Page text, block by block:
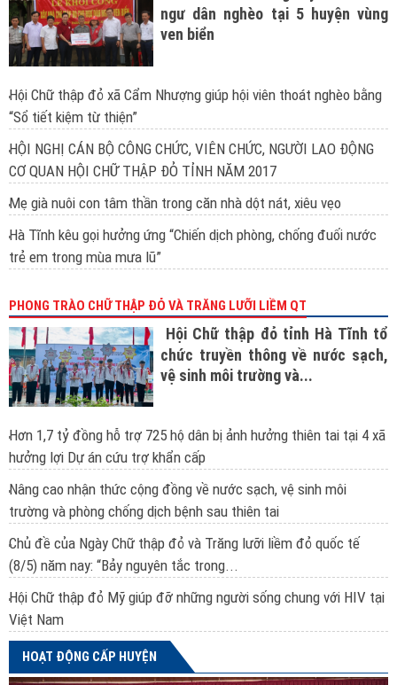
ngư dân nghèo tại 5 huyện vùng
ven biển
Hội Chữ thập đỏ xã Cẩm Nhượng giúp hội viên thoát nghèo bằng
“Sổ tiết kiệm từ thiện”
HỘI NGHỊ CÁN BỘ CÔNG CHỨC, VIÊN CHỨC, NGƯỜI LAO ĐỘNG
CƠ QUAN HỘI CHỮ THẬP ĐỎ TỈNH NĂM 2017
Mẹ già nuôi con tâm thần trong căn nhà dột nát, xiêu vẹo
Hà Tĩnh kêu gọi hưởng ứng “Chiến dịch phòng, chống đuối nước
trẻ em trong mùa mưa lũ”
PHONG TRÀO CHỮ THẬP ĐỎ VÀ TRĂNG LƯỠI LIỀM QT
Hội Chữ thập đỏ tỉnh Hà Tĩnh tổ
chức truyền thông về nước sạch,
vệ sinh môi trường và...
Hơn 1,7 tỷ đồng hỗ trợ 725 hộ dân bị ảnh hưởng thiên tai tại 4 xã
hưởng lợi Dự án cứu trợ khẩn cấp
Nâng cao nhận thức cộng đồng về nước sạch, vệ sinh môi
trường và phòng chống dịch bệnh sau thiên tai
Chủ đề của Ngày Chữ thập đỏ và Trăng lưỡi liềm đỏ quốc tế
(8/5) năm nay: “Bảy nguyên tắc trong...
Hội Chữ thập đỏ Mỹ giúp đỡ những người sống chung với HIV tại
Việt Nam
HOẠT ĐỘNG CẤP HUYỆN